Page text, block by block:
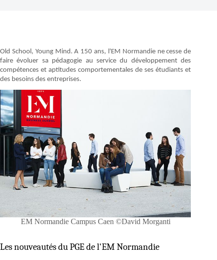
Old School, Young Mind. A 150 ans, l'EM Normandie ne cesse de
faire évoluer sa pédagogie au service du développement des
compétences et aptitudes comportementales de ses étudiants et
des besoins des entreprises.
EM Normandie Campus Caen ©David Morganti
Les nouveautés du PGE de l'EM Normandie